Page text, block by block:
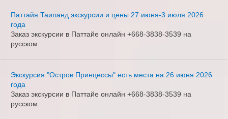
Паттайя Таиланд экскурсии и цены 27 июня-3 июля 2026
года
Заказ экскурсии в Паттайе онлайн +668-3838-3539 на
русском
Экскурсия "Остров Принцессы" есть места на 26 июня 2026
года
Заказ экскурсии в Паттайе онлайн +668-3838-3539 на
русском